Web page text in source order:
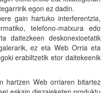
egon ez dadin.
gain hartuko interferentzia,
telefono-matxura edo
daitezkeen deskonexioetatik
ez eta Web Orria eta
erabiltzetik etor daitekeenik
hartzen Web orriaren bitartez